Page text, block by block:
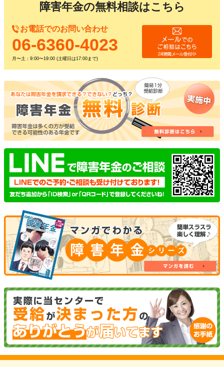
障害年金の無料相談はこちら
お電話でのお問い合わせ
06-6360-4023
月〜土：9:00〜19:00 (土曜日は17:00まで)